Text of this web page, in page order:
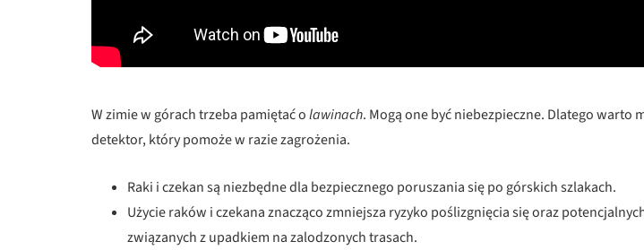
W zimie w górach trzeba pamiętać olawinach. Mogą one być niebezpieczne. Dlatego warto
detektor, który pomoże w razie zagrożenia.
Raki i czekan są niezbędne dla bezpiecznego poruszania się po górskich szlakach.
Użycie raków i czekana znacząco zmniejsza ryzyko poślizgnięcia się oraz
związanych z upadkiem na zalodzonych trasach.